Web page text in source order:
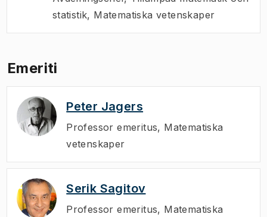
statistik, Matematiska vetenskaper
Emeriti
Peter Jagers
Professor emeritus, Matematiska
vetenskaper
Serik Sagitov
Professor emeritus, Matematiska